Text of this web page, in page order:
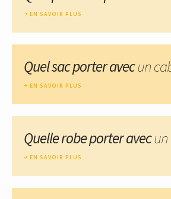
EN SAVOIR PLUS
Quel sac porter avecun
EN SAVOIR PLUS
Quelle robe porter avecun
EN SAVOIR PLUS